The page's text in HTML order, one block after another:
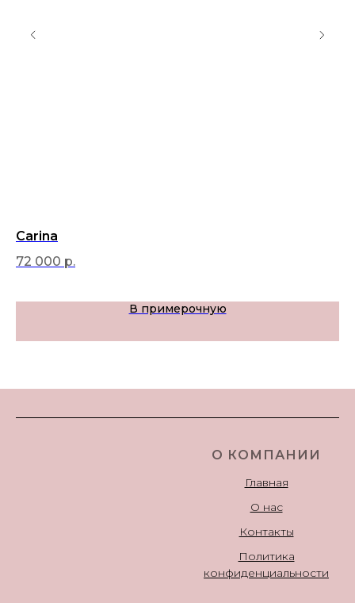
Carina
72 000 р.
В примерочную
О КОМПАНИИ
Главная
О нас
Контакты
Политика
конфиденциальности